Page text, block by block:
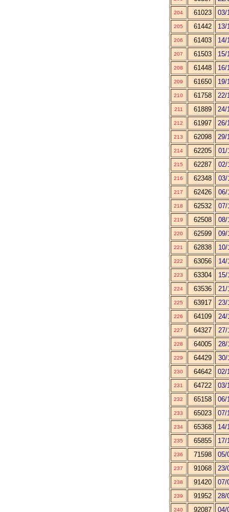
204 61023 03/
205 61442 13/
206 61403 14/
207 61503 15/
208 61448 16/
209 61650 19/
210 61758 22/
211 61889 24/
212 61997 26/
213 62098 29/
214 62205 01/
215 62287 02/
216 62348 03/
217 62426 06/
218 62532 07/
219 62508 08/
220 62599 09/
221 62838 10/
222 63056 14/
223 63304 15/
224 63536 21/
225 63917 23/
226 64109 24/
227 64327 27/
228 64005 28/
229 64429 30/
230 64642 02/
231 64722 03/
232 65158 06/
233 65023 07/
234 65368 14/
235 65855 17/
236 71598 05/
237 91068 23/
238 91420 07/
239 91952 28/
240 92087 04/